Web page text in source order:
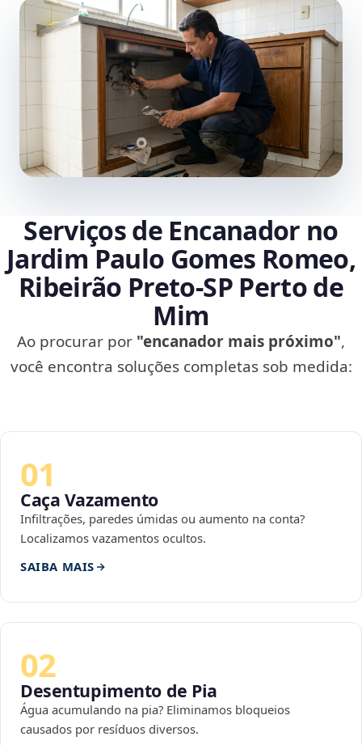
Serviços de Encanador no
Jardim Paulo Gomes Romeo,
Ribeirão Preto‑SP Perto de
Mim
Ao procurar por "encanador mais próximo",
você encontra soluções completas sob medida:
01
Caça Vazamento
Infiltrações, paredes úmidas ou aumento na conta?
Localizamos vazamentos ocultos.
SAIBA MAIS
02
Desentupimento de Pia
Água acumulando na pia? Eliminamos bloqueios
causados por resíduos diversos.